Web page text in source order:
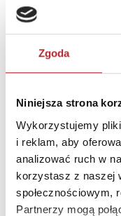
Zgoda
Niniejsza strona
Wykorzystujemy
i reklam, aby
analizować ruch w
korzystasz z naszej
społecznościowym,
Partnerzy mogą
Ulica
Kod pocztowy
Miasto
INNI KLIENCI